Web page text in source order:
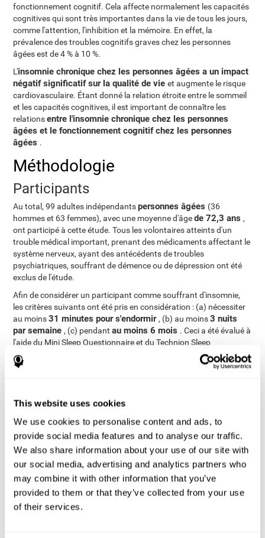
This website uses cookies
We use cookies to personalise content and ads, to
provide social media features and to analyse our traffic.
We also share information about your use of our site with
our social media, advertising and analytics partners who
may combine it with other information that you’ve
provided to them or that they’ve collected from your use
of their services.
fonctionnement cognitif. Cela affecte normalement les capacités
cognitives qui sont très importantes dans la vie de tous les jours,
comme l'attention, l'inhibition et la mémoire. En effet, la
prévalence des troubles cognitifs graves chez les personnes
âgées est de 4 % à 10 %.
L'insomnie chronique chez les personnes âgées a un impact
négatif significatif sur la qualité de vieet augmente le risque
cardiovasculaire. Étant donné la relation étroite entre le sommeil
et les capacités cognitives, il est important de connaître les
relationsentre l'insomnie chronique chez les personnes
âgées et le fonctionnement cognitif chez les personnes
âgées .
Méthodologie
Participants
Au total, 99 adultes indépendantspersonnes âgées (36
hommes et 63 femmes), avec une moyenne d'âgede 72,3 ans,
ont participé à cette étude. Tous les volontaires atteints d'un
trouble médical important, prenant des médicaments affectant le
système nerveux, ayant des antécédents de troubles
psychiatriques, souffrant de démence ou de dépression ont été
exclus de l'étude.
Afin de considérer un participant comme souffrant d'insomnie,
les critères suivants ont été pris en considération : (a) nécessiter
au moins31 minutes pour s'endormir, (b) au moins3 nuits
par semaine, (c) pendantau moins 6 mois . Ceci a été évalué à
l'aide du Mini Sleep Questionnaire et du Technion Sleep
Questionnaire. Selon leurs réponses, les utilisateurs ont été
divisés en deux groupes : les personnes âgées souffrant
L'état cognitif de chaque participant a été mesuré
individuellement à l'aide de l'outil d'évaluation et d'entraînement
cognitif en ligne de CogniFit.
Analyses
Le travail des données a été réalisé à travers l'analyse de la
variance (ANOVA) du plan bidirectionnel mixte, en utilisant le
groupe comme variable interfactorielle et le temps de réaction
comme variable intra-sujet. Un t de Student a été appliqué pour